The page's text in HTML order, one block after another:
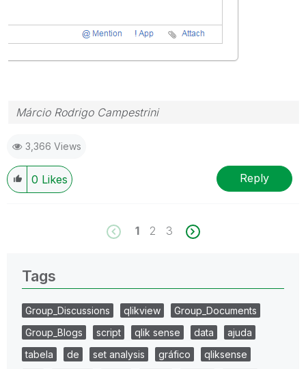
Márcio Rodrigo Campestrini
3,366 Views
0 Likes Reply
1 2 3
Tags
Group_Discussions qlikview
Group_Documents
Group_Blogs
script qlik sense data
ajuda
tabela
de set analysis gráfico
qliksense